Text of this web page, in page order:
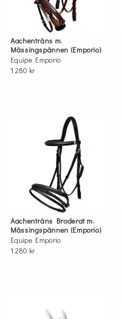
Aachenträns m.
Mässingspännen (Emporio)
Equipe Emporio
1 280 kr
Aachenträns Broderat m.
Mässingspännen (Emporio)
Equipe Emporio
1 280 kr